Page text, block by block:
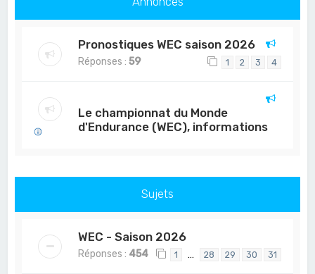
Pronostiques WEC saison 2026
Réponses :59 1 2 3 4
Le championnat du Monde
d'Endurance (WEC), informations
Sujets
WEC - Saison 2026
Réponses : 454 1 … 28 29 30 31